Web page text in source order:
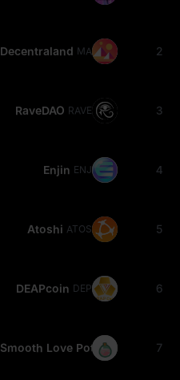
2
Decentraland MANA
3
RaveDAO RAVE
4
Enjin ENJ
5
Atoshi ATOS
6
DEAPcoin DEP
7
Smooth Love Potion SLP